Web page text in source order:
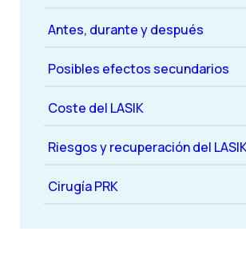
Antes, durante y después
Posibles efectos secundarios
Coste del LASIK
Riesgos y recuperación del
Cirugía PRK